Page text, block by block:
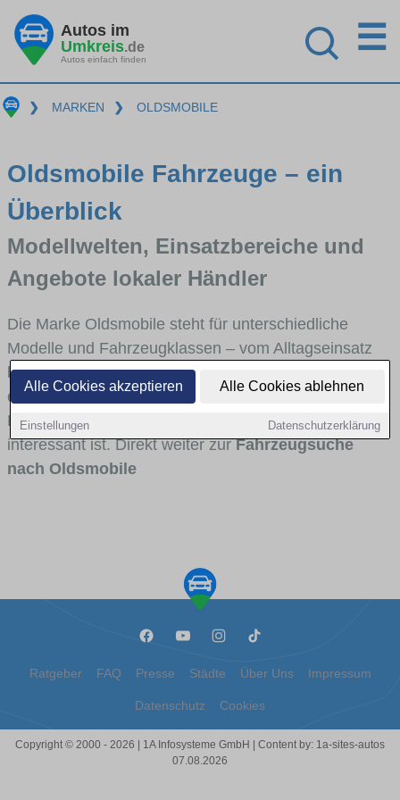
Alle Cookies akzeptieren Alle Cookies ablehnen
Einstellungen Datenschutzerklärung
Autos im
Umkreis.de
Autos einfach finden
☰
❯ MARKEN ❯ OLDSMOBILE
Oldsmobile Fahrzeuge – ein
Überblick
Modellwelten, Einsatzbereiche und
Angebote lokaler Händler
Die Marke Oldsmobile steht für unterschiedliche
Modelle und Fahrzeugklassen – vom Alltagseinsatz
bis zu speziellen Anforderungen. Hier bekommst du
einen schnellen Überblick über die wichtigsten
Modellreihen und für wen Oldsmobile besonders
interessant ist. Direkt weiter zurFahrzeugsuche
nach Oldsmobile
Ratgeber FAQ Presse Städte Über Uns Impressum
Datenschutz Cookies
Copyright © 2000 - 2026 | 1A Infosysteme GmbH | Content by: 1a-sites-autos
07.08.2026